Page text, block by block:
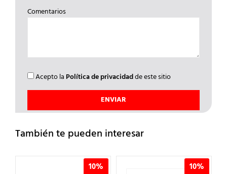
Comentarios
Acepto la Política de privacidadde este sitio
También te pueden interesar
10% 10%